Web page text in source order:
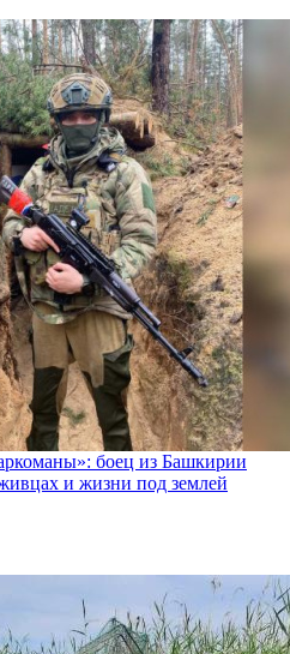
боец из Башкирии
и жизни под землей